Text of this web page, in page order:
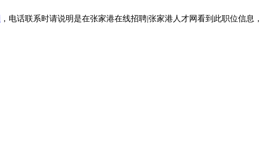
，电话联系时请说明是在张家港在线招聘|张家港人才网看到此职位信息，